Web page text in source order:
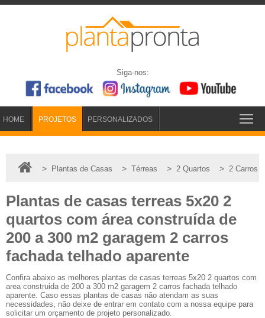
Siga-nos:
HOME PROJETOS PERSONALIZADOS
> Plantas de Casas > Térreas > 2 Quartos > 2 Carros
Plantas de casas terreas 5x20 2
quartos com área construída de
200 a 300 m2 garagem 2 carros
fachada telhado aparente
Confira abaixo as melhores plantas de casas terreas 5x20 2 quartos com
area construida de 200 a 300 m2 garagem 2 carros fachada telhado
aparente. Caso essas plantas de casas não atendam as suas
necessidades, não deixe de entrar em contato com a nossa equipe para
solicitar um orçamento de projeto personalizado.